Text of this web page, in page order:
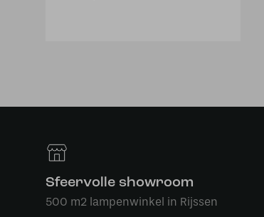
Sfeervolle showroom
500 m2 lampenwinkel in Rijssen